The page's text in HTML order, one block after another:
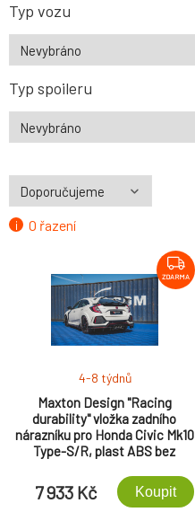
Typ vozu
Typ spoileru
O řazení
ZDARMA
Maxton Design "Racing
durability" vložka zadního
nárazníku pro Honda Civic Mk10
Type-S/R, plast ABS bez
linkou
4-8 týdnů
7 933 Kč Koupit